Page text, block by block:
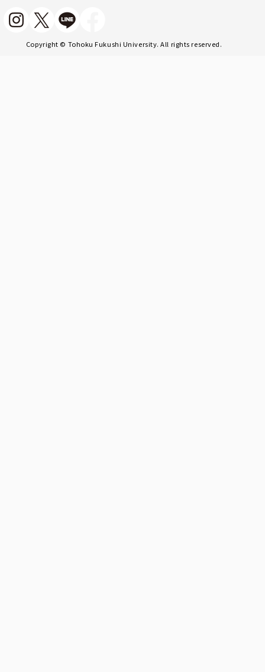
Copyright © Tohoku Fukushi University. All rights reserved.